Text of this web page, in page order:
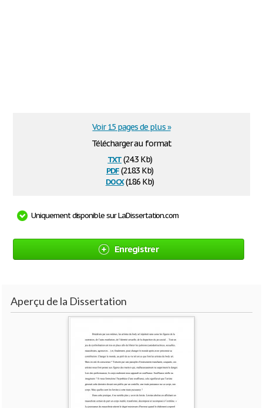
Télécharger au format
txt(24.3 Kb)
pdf(218.3 Kb)
docx(18.6 Kb)
Voir 15 pages de plus »
Uniquement disponible sur LaDissertation.com
Enregistrer
Aperçu de la Dissertation